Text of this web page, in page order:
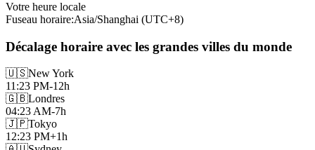
Votre heure locale
Fuseau horaire:Asia/Shanghai (UTC+8)
Décalage horaire avec les grandes villes du monde
🇺🇸New York
11:23 PM-12h
🇬🇧Londres
04:23 AM-7h
🇯🇵Tokyo
12:23 PM+1h